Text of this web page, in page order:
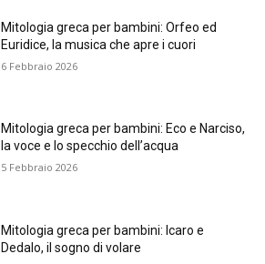
Mitologia greca per bambini: Orfeo ed
Euridice, la musica che apre i cuori
6 Febbraio 2026
Mitologia greca per bambini: Eco e Narciso,
la voce e lo specchio dell’acqua
5 Febbraio 2026
Mitologia greca per bambini: Icaro e
Dedalo, il sogno di volare